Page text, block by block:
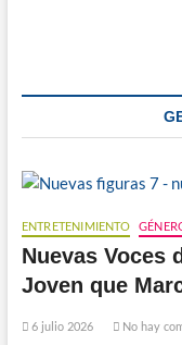
ENTRETENIMIENTO
Nuevas Voces
Joven que
6 julio 2026 No hay